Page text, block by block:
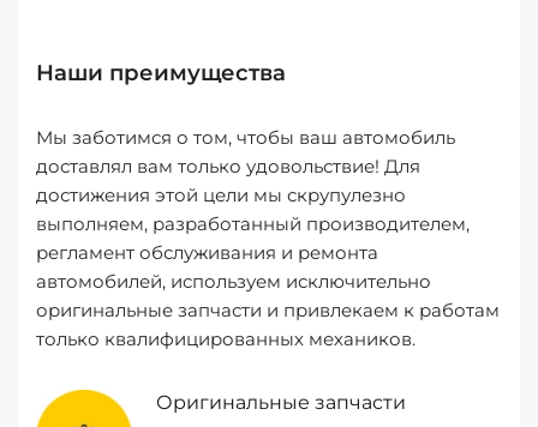
Наши преимущества
Мы заботимся о том, чтобы ваш автомобиль
доставлял вам только удовольствие! Для
достижения этой цели мы скрупулезно
выполняем, разработанный производителем,
регламент обслуживания и ремонта
автомобилей, используем исключительно
оригинальные запчасти и привлекаем к работам
только квалифицированных механиков.
Оригинальные запчасти